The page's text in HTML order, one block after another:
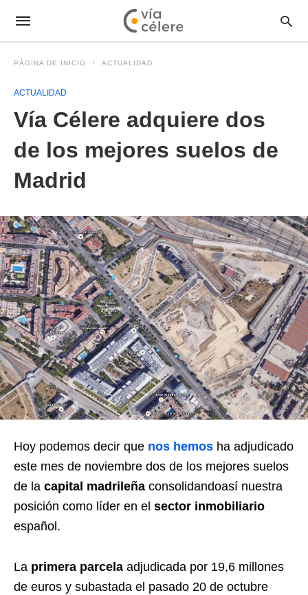
PÁGINA DE INICIO ACTUALIDAD
ACTUALIDAD
Vía Célere adquiere dos
de los mejores suelos de
Madrid
Hoy podemos decir que nos hemos ha adjudicado
este mes de noviembre dos de los mejores suelos
de la capital madrileña consolidandoasí nuestra
posición como líder en el sector inmobiliario
español.
La primera parcela adjudicada por 19,6 millones
de euros y subastada el pasado 20 de octubre